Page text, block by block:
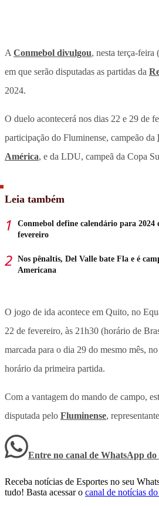
A Conmebol divulgou, nesta terça-feira
em que serão disputadas as partidas da
2024.
O duelo acontecerá nos dias 22 e 29 de
participação do Fluminense, campeão da
América, e da LDU, campeã da Copa
Leia também
Conmebol define calendário para 2024
fevereiro
Nos pênaltis, Del Valle bate Fla e é
Americana
O jogo de ida acontece em Quito, no
22 de fevereiro, às 21h30 (horário de
marcada para o dia 29 do mesmo mês, no
horário da primeira partida.
Com a vantagem do mando de campo,
disputada pelo Fluminense,
Entre no canal de WhatsApp do
Receba notícias de Esportes no seu
tudo! Basta acessar o canal de notícias